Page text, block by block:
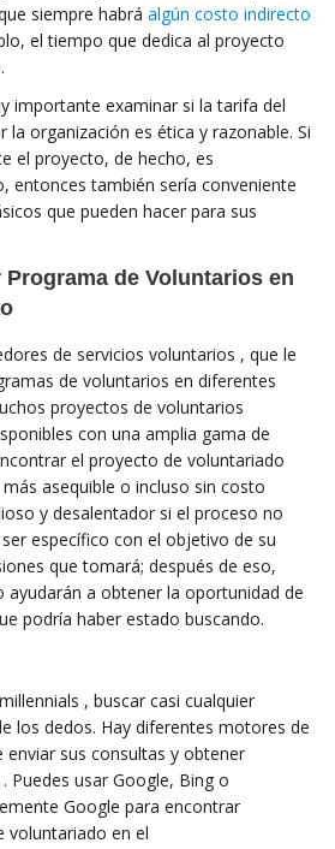
siempre habrá algún costo indirecto
el tiempo que dedica al proyecto
importante examinar si la tarifa del
organización es ética y razonable. Si
el proyecto, de hecho, es
entonces también sería conveniente
que pueden hacer para sus
de Voluntarios en
de servicios voluntarios , que le
de voluntarios en diferentes
proyectos de voluntarios
con una amplia gama de
el proyecto de voluntariado
asequible o incluso sin costo
y desalentador si el proceso no
específico con el objetivo de su
que tomará; después de eso,
ayudarán a obtener la oportunidad de
podría haber estado buscando.
, buscar casi cualquier
los dedos. Hay diferentes motores de
enviar sus consultas y obtener
Puedes usar Google, Bing o
Google para encontrar
voluntariado en el